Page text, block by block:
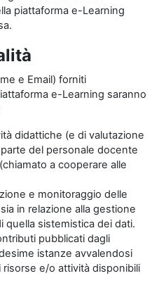
piattaforma e-Learning
e Email) forniti
e-Learning saranno
didattiche (e di valutazione
del personale docente
a cooperare alle
e monitoraggio delle
in relazione alla gestione
quella sistemistica dei dati.
pubblicati dagli
istanze avvalendosi
e/o attività disponibili